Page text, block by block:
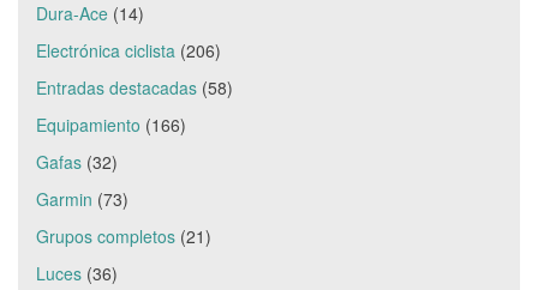
Dura-Ace (14)
Electrónica ciclista (206)
Entradas destacadas (58)
Equipamiento (166)
Gafas (32)
Garmin (73)
Grupos completos (21)
Luces (36)